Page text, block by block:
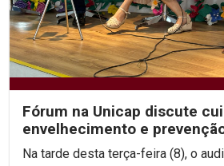
Fórum na Unicap discute
envelhecimento e
Geriatria e...
Na tarde desta terça-feira (8), o